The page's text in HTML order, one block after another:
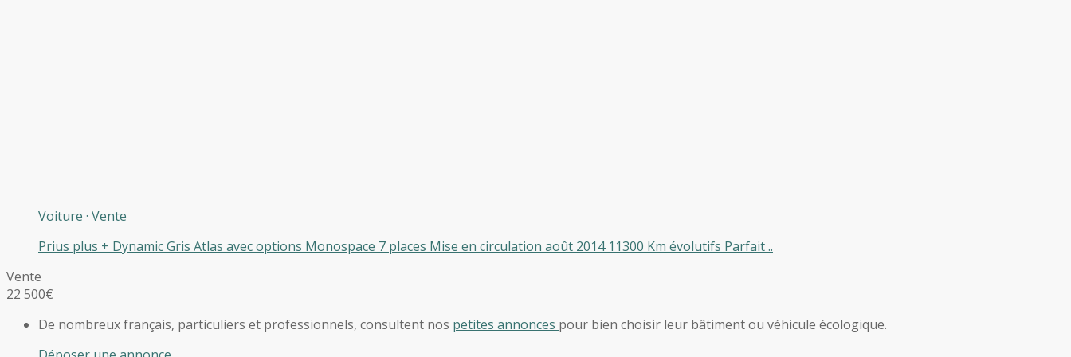
Voiture · Vente
Prius plus + Dynamic Gris Atlas avec options Monospace 7 places Mise en circulation août 2014 11300 Km évolutifs Parfait ..
Vente
22 500€
De nombreux français, particuliers et professionnels, consultent nos petites annonces pour bien choisir leur bâtiment ou véhicule écologique.